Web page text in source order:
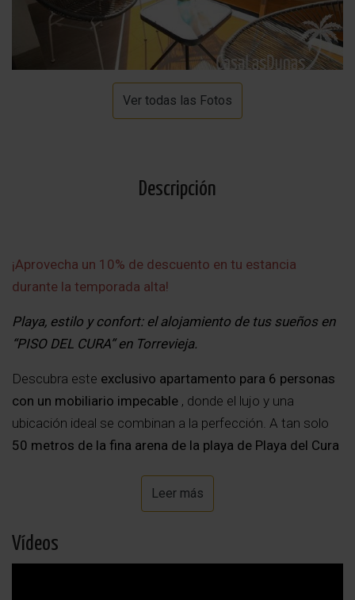
Ver todas las Fotos
Descripción
¡Aprovecha un 10% de descuento en tu estancia
durante la temporada alta!
Playa, estilo y confort: el alojamiento de tus sueños en
“PISO DEL CURA” en Torrevieja.
Descubra este exclusivo apartamento para 6 personas
con un mobiliario impecable , donde el lujo y una
ubicación ideal se combinan a la perfección. A tan solo
50 metros de la fina arena de la playa de Playa del Cura
vacaciones en la Costa Blanca.
sienta la cálida arena bajo sus pies y escuche el suave
sonido de las olas mientras comienza el día con una taza
Leer más
Vídeos